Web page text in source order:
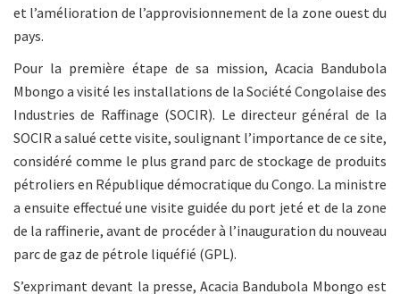
et l’amélioration de l’approvisionnement de la zone ouest du
pays.
Pour la première étape de sa mission, Acacia Bandubola
Mbongo a visité les installations de la Société Congolaise des
Industries de Raffinage (SOCIR). Le directeur général de la
SOCIR a salué cette visite, soulignant l’importance de ce site,
considéré comme le plus grand parc de stockage de produits
pétroliers en République démocratique du Congo. La ministre
a ensuite effectué une visite guidée du port jeté et de la zone
de la raffinerie, avant de procéder à l’inauguration du nouveau
parc de gaz de pétrole liquéfié (GPL).
S’exprimant devant la presse, Acacia Bandubola Mbongo est